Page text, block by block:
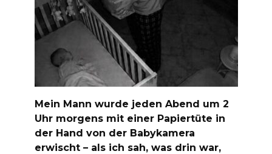
Mein Mann wurde jeden Abend um 2
Uhr morgens mit einer Papiertüte in
der Hand von der Babykamera
erwischt – als ich sah, was drin war,